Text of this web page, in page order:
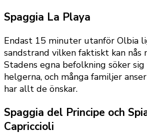
Spaggia La Playa
Endast 15 minuter utanför Olbia
sandstrand vilken faktiskt kan nås
Stadens egna befolkning söker
helgerna, och många familjer
har allt de önskar.
Spaggia del Principe och
Capriccioli